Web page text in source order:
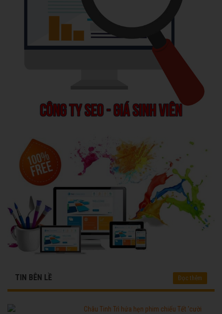
TIN BÊN LỀ Đọc thêm
Châu Tinh Trì hứa hẹn phim chiếu Tết 'cười